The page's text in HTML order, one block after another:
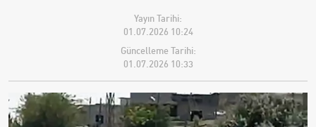
Yayın Tarihi:
01.07.2026 10:24
Güncelleme Tarihi:
01.07.2026 10:33